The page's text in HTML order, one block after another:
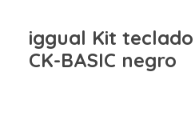
iggual Kit
CK-BASIC negro